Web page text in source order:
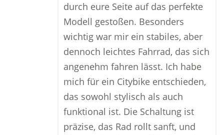
durch eure Seite auf das perfekte
Modell gestoßen. Besonders
wichtig war mir ein stabiles, aber
dennoch leichtes Fahrrad, das sich
angenehm fahren lässt. Ich habe
mich für ein Citybike entschieden,
das sowohl stylisch als auch
funktional ist. Die Schaltung ist
präzise, das Rad rollt sanft, und